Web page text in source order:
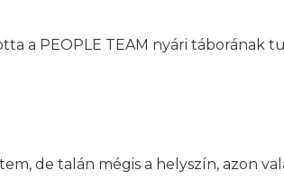
a PEOPLE TEAM nyári táborának
de talán mégis a helyszín, azon